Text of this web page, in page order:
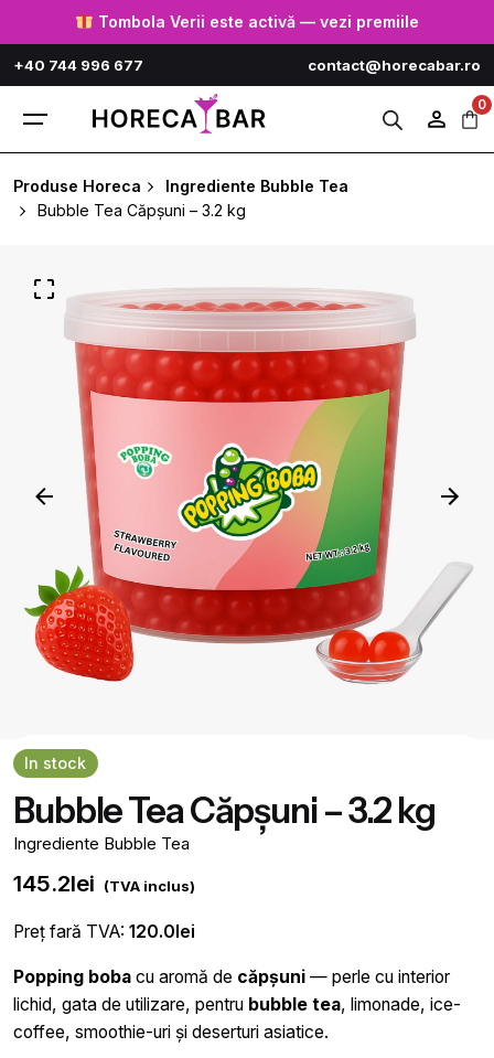
to
content
Tombola Verii este activă — vezi premiile
+40 744 996 677 contact@horecabar.ro
0
Produse Horeca
Ingrediente Bubble Tea
Bubble Tea Căpșuni – 3.2 kg
In stock
Bubble Tea Căpșuni – 3.2 kg
Ingrediente Bubble Tea
145.2lei (TVA inclus)
Preț fară TVA: 120.0 lei
Popping boba cu aromă de căpșuni — perle cu interior
lichid, gata de utilizare, pentru bubble tea, limonade, ice-
coffee, smoothie-uri și deserturi asiatice.